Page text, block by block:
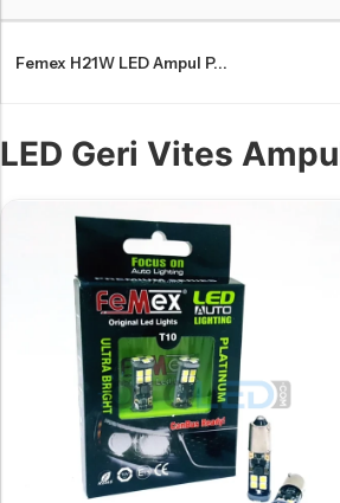
Femex H21W LED Ampul P...
LED Geri Vites